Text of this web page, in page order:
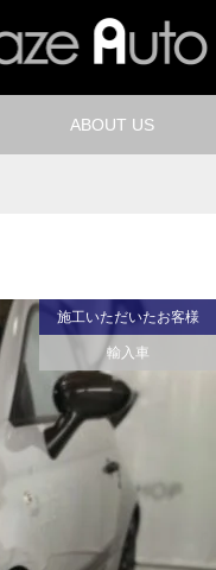
ABOUT US
施工いただいたお客様
輸入車